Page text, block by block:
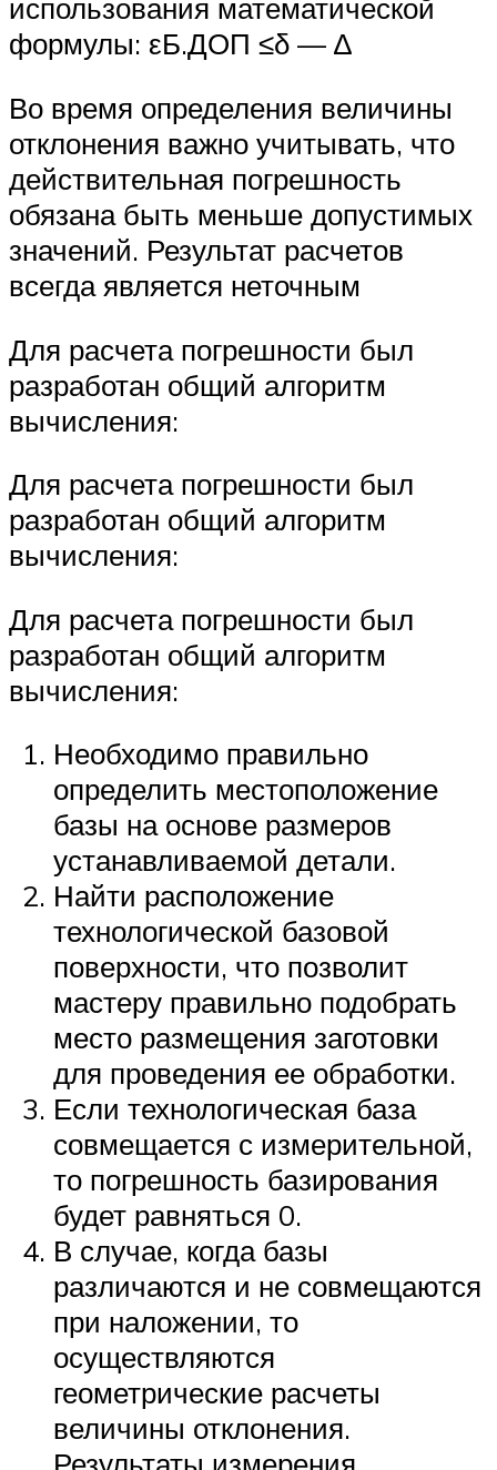
использования математической
формулы: εБ.ДОП ≤δ — ∆
Во время определения величины
отклонения важно учитывать, что
действительная погрешность
обязана быть меньше допустимых
значений. Результат расчетов
всегда является неточным
Для расчета погрешности был
разработан общий алгоритм
вычисления:
Для расчета погрешности был
разработан общий алгоритм
вычисления:
Для расчета погрешности был
разработан общий алгоритм
вычисления:
Необходимо правильно
определить местоположение
базы на основе размеров
устанавливаемой детали.
Найти расположение
технологической базовой
поверхности, что позволит
мастеру правильно подобрать
место размещения заготовки
для проведения ее обработки.
Если технологическая база
совмещается с измерительной,
то погрешность базирования
будет равняться 0.
В случае, когда базы
различаются и не совмещаются
при наложении, то
осуществляются
геометрические расчеты
величины отклонения.